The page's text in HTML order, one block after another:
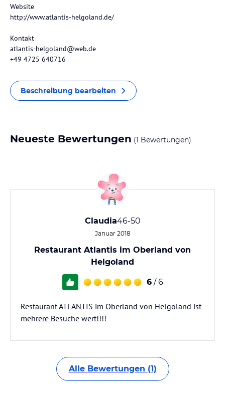
Website
http://www.atlantis-helgoland.de/
Kontakt
atlantis-helgoland@web.de
+49 4725 640716
Beschreibung bearbeiten
Neueste Bewertungen (1 Bewertungen)
Claudia46-50
Januar 2018
Restaurant Atlantis im Oberland von
Helgoland
6 / 6
Restaurant ATLANTIS im Oberland von Helgoland ist
mehrere Besuche wert!!!!
Alle Bewertungen (1)